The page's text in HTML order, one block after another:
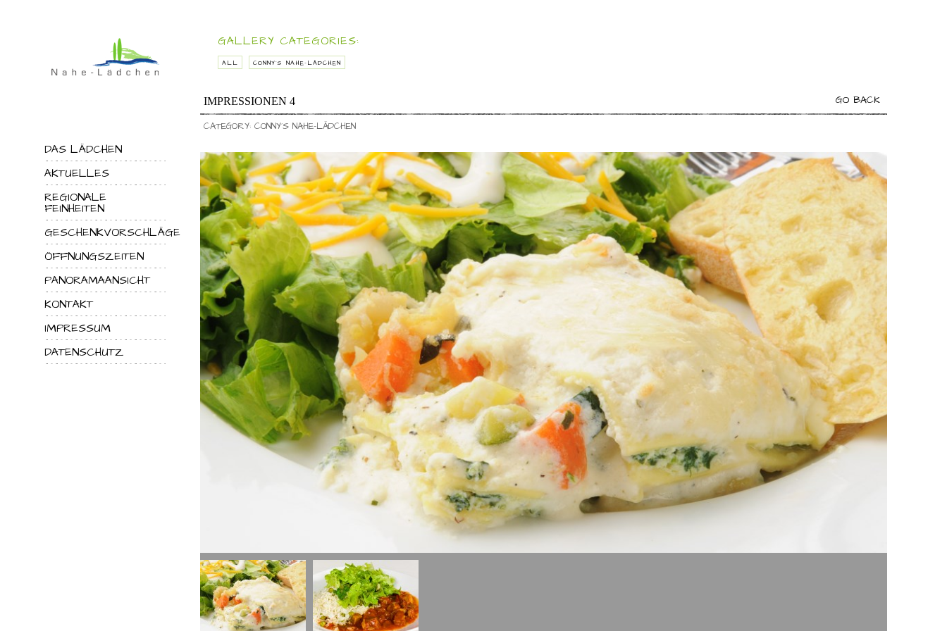
DAS LÄDCHEN
AKTUELLES
REGIONALE
FEINHEITEN
GESCHENKVORSCHLÄGE
ÖFFNUNGSZEITEN
PANORAMAANSICHT
KONTAKT
IMPRESSUM
DATENSCHUTZ
GALLERY CATEGORIES:
ALL CONNY´S NAHE-LÄDCHEN
IMPRESSIONEN 4 GO BACK
CATEGORY: CONNY´S NAHE-LÄDCHEN